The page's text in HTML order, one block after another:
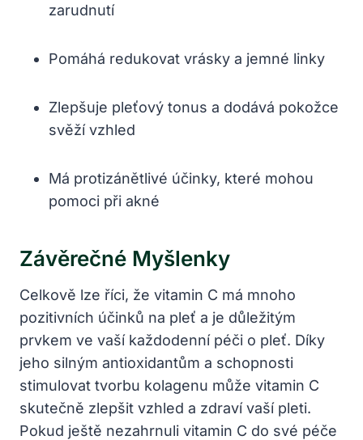
‌zarudnutí
Pomáhá redukovat ‍vrásky a ​jemné linky
Zlepšuje pleťový tonus a dodává pokožce
svěží ​vzhled
Má‌ protizánětlivé účinky, které mohou​
pomoci při akné
Závěrečné‍ Myšlenky
Celkově lze říci, že vitamin C má mnoho
pozitivních účinků⁣ na pleť a‍ je důležitým‍
prvkem ve‌ vaší každodenní péči o‍ pleť. Díky
jeho silným antioxidantům a schopnosti
stimulovat tvorbu ‌kolagenu‍ může vitamin C
skutečně ⁤zlepšit vzhled a zdraví vaší pleti.
⁣Pokud ⁤ještě nezahrnuli vitamin⁤ C do své péče⁣